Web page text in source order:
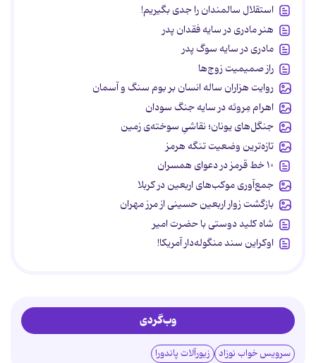
استقلال سالمندان را جدی بگیریم!
هنر مادری در سایه‌ فقدان پدر
مادری در سایه سوگ پدر
راز صمیمیت زوج‌ها
روایت هزاران ساله انسان بر بوم سنگ و آسمان
اهرام مِروئه در سایه جنگ سودان
جنگل‌های یونان؛ نقاشیِ سوخته‌ی زمین
تازه‌ترین وضعیت تنگه هرمز
۱۰ خط قرمز در دعوای همسران
جمع‌آوری موکب‌های اربعین در کربلا
بازگشت زوار اربعین حسینی از مرز مهران
شاه کلید دوستی با حضرت امیر
اوکراین سند منگوله‌دار آمریکا!
وب‌گردی
سرویس خواب نوزاد زیورآلات پاندورا